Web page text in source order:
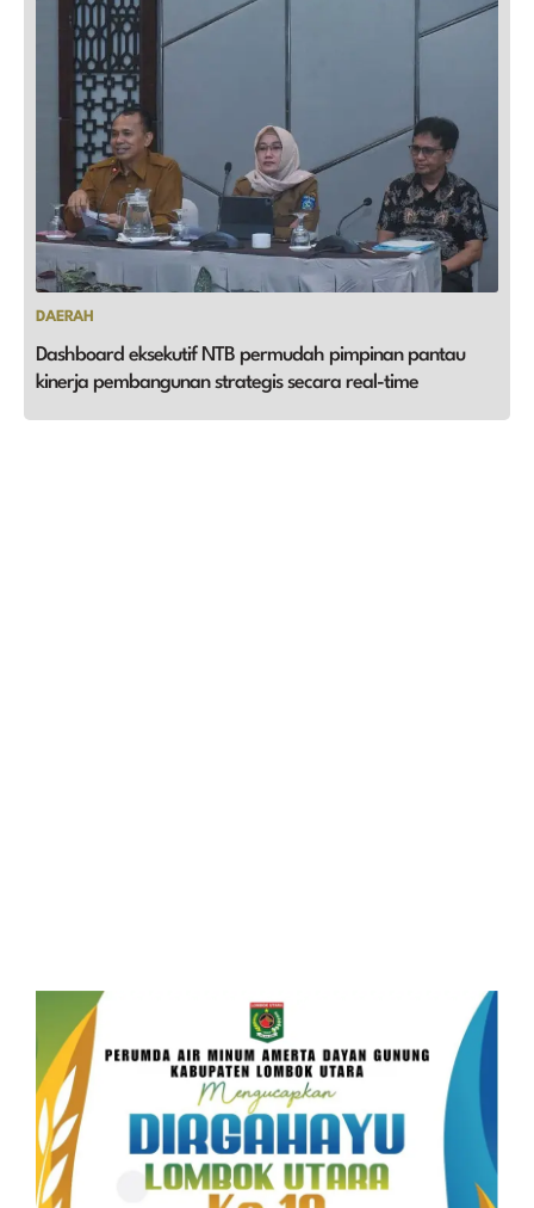
DAERAH
Dashboard eksekutif NTB permudah pimpinan pantau
kinerja pembangunan strategis secara real-time